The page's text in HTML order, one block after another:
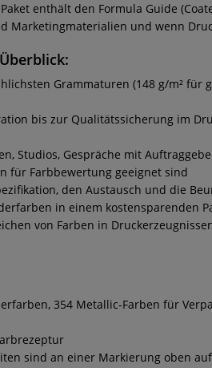
enthält den Formula Guide
Marketingmaterialien und wenn
Grammaturen (148 g/m²
bis zur Qualitätssicherung im
Studios, Gespräche mit
für Farbbewertung geeignet sind
den Austausch und die
in einem kostensparenden
von Farben in
354 Metallic-Farben für
sind an einer Markierung oben